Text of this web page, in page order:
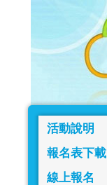
活動說明
報名表下載
線上報名